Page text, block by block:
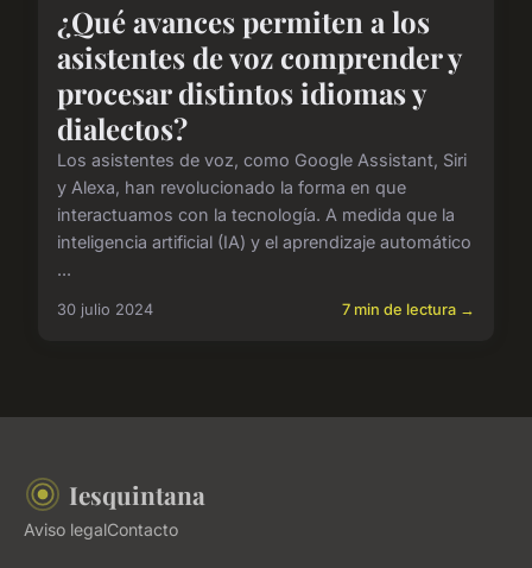
¿Qué avances permiten a los
asistentes de voz comprender y
procesar distintos idiomas y
dialectos?
Los asistentes de voz, como Google Assistant, Siri
y Alexa, han revolucionado la forma en que
interactuamos con la tecnología. A medida que la
inteligencia artificial (IA) y el aprendizaje automático
...
30 julio 2024 7 min de lectura →
Iesquintana
Aviso legalContacto